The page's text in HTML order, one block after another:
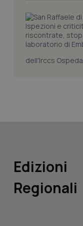
dell'Irccs
Edizioni
Regionali